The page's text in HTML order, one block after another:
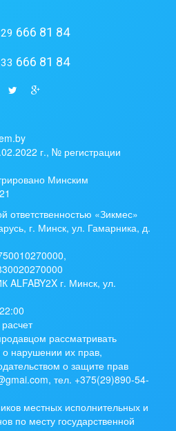
666 81 84
666 81 84
г., № регистрации
Минским
ответственностью «Зикмес»
г. Минск, ул. Гамарника, д.
,
г. Минск, ул.
рассматривать
нарушении их прав,
о защите прав
тел. +375(29)890-54-
местных исполнительных и
по месту государственной